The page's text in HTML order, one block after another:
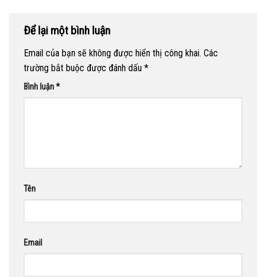
Để lại một bình luận
Email của bạn sẽ không được hiển thị công khai. Các
trường bắt buộc được đánh dấu *
Bình luận*
Tên
Email